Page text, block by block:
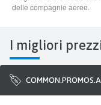
I migliori